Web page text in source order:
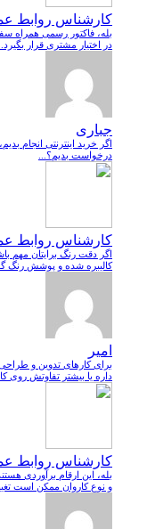
کارشناس روابط
بله، فاکتور رسمی همراه
در اختیار مشتری قرار
جباری
اگر خرید اینترنتی انجام
درخواست بدیم؟...
کارشناس روابط
کالیبره شده و پوشش رنگ
امیر
داره یا بیشتر تفاوتش روی
کارشناس روابط
بله، این ارقام برآوردی
و نوع کاروان ممکن است